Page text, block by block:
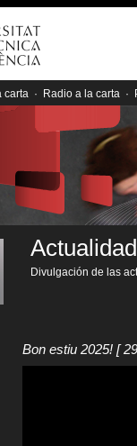
carta · Radio a la carta ·
Divulgación de las
Bon estiu 2025! [